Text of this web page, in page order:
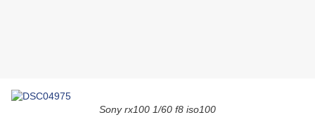
Sony rx100 1/60 f8 iso100